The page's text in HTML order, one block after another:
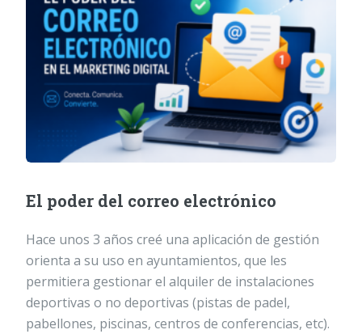
El poder del correo electrónico
Hace unos 3 años creé una aplicación de gestión
orienta a su uso en ayuntamientos, que les
permitiera gestionar el alquiler de instalaciones
deportivas o no deportivas (pistas de padel,
pabellones, piscinas, centros de conferencias, etc).